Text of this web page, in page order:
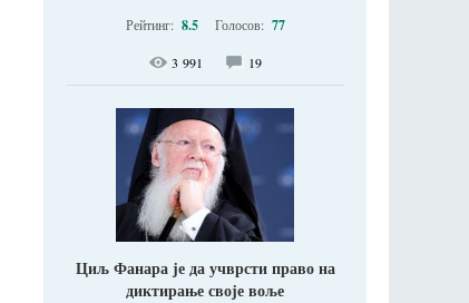
Рейтинг: 8.5 Голосов: 77
3 991 19
Циљ Фанара је да учврсти право на
диктирање своје воље